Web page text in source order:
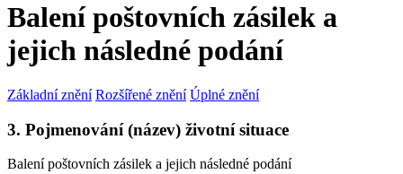
Balení poštovních zásilek a
jejich následné podání
Základní znění Rozšířené znění Úplné znění
3. Pojmenování (název) životní situace
Balení poštovních zásilek a jejich následné podání